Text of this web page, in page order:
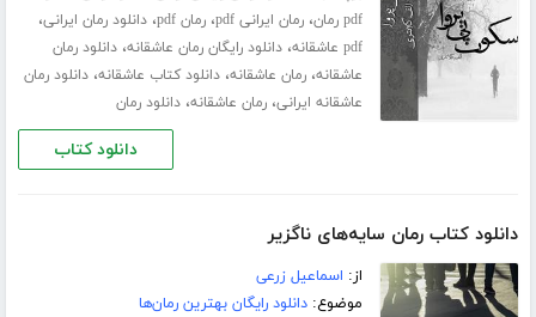
pdf رمان
،رمان ایرانی pdf ،رمان pdf ،دانلود رمان ایرانی،
pdf عاشقانه ،دانلود رایگان رمان عاشقانه،دانلود رمان
عاشقانه،رمان عاشقانه،دانلود کتاب عاشقانه،دانلود رمان
عاشقانه ایرانی،رمان عاشقانه،دانلود رمان
دانلود کتاب
دانلود کتاب رمان سایه‌های ناگزیر
از: اسماعیل زرعی
موضوع:دانلود رایگان بهترین رمان‌ها